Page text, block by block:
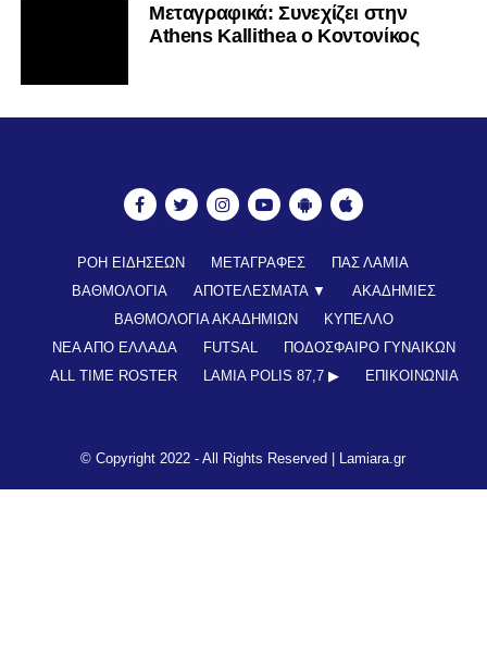
Mεταγραφικά: Συνεχίζει στην
Athens Kallithea ο Κοντονίκος
ΡΟΗ ΕΙΔΗΣΕΩΝ ΜΕΤΑΓΡΑΦΕΣ
ΠΑΣ ΛΑΜΙΑ
ΒΑΘΜΟΛΟΓΙΑ
ΑΠΟΤΕΛΕΣΜΑΤΑ ▼
ΑΚΑΔΗΜΙΕΣ
ΒΑΘΜΟΛΟΓΙΑ ΑΚΑΔΗΜΙΩΝ
ΚΥΠΕΛΛΟ
ΝΕΑ ΑΠΟ ΕΛΛΑΔΑ
FUTSAL
ΠΟΔΟΣΦΑΙΡΟ ΓΥΝΑΙΚΩΝ
ALL TIME ROSTER
LAMIA POLIS 87,7 ▶︎ ΕΠΙΚΟΙΝΩΝΊΑ
© Copyright 2022 - All Rights Reserved | Lamiara.gr